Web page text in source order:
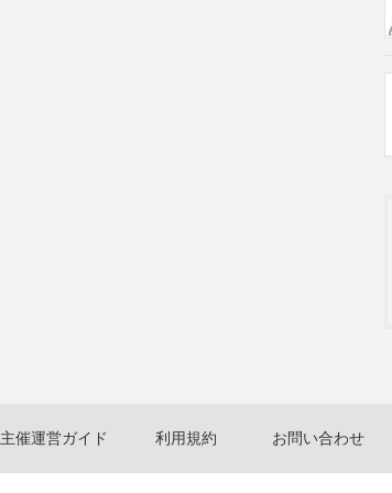
主催運営ガイド 利用規約 お問い合わせ